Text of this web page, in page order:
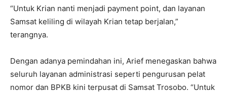
“Untuk Krian nanti menjadi payment point, dan layanan
Samsat keliling di wilayah Krian tetap berjalan,”
terangnya.
Dengan adanya pemindahan ini, Arief menegaskan bahwa
seluruh layanan administrasi seperti pengurusan pelat
nomor dan BPKB kini terpusat di Samsat Trosobo. “Untuk